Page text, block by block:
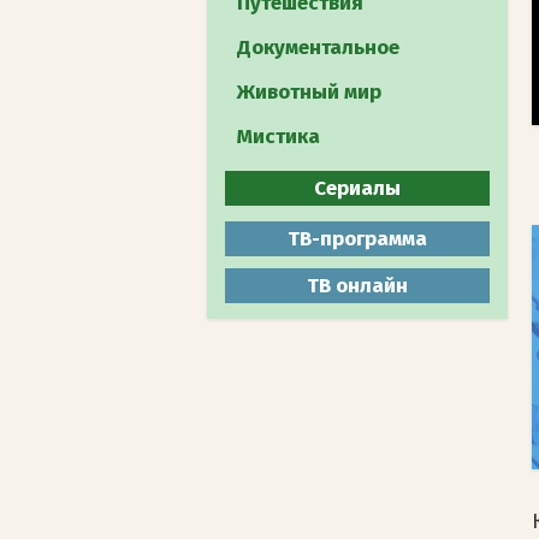
Документальное
Животный мир
Мистика
Сериалы
Боевики
Военные
ТВ-программа
ТВ онлайн